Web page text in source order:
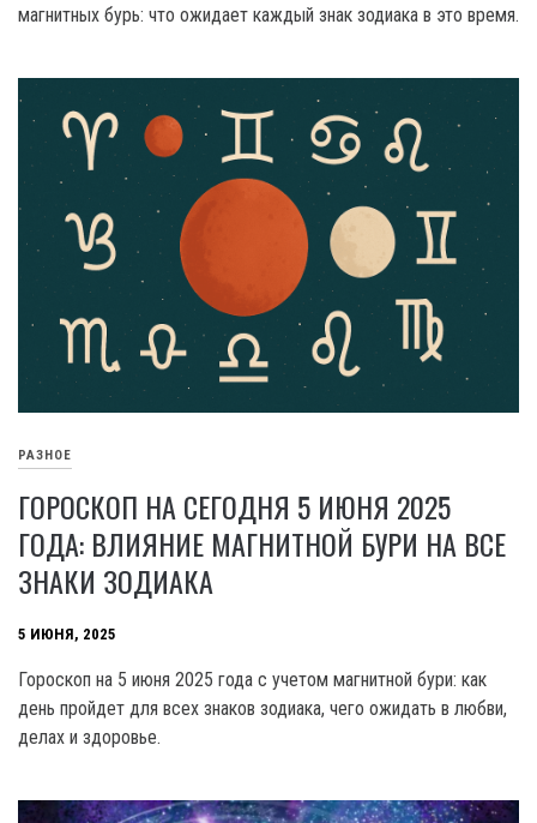
магнитных бурь: что ожидает каждый знак зодиака в это время.
РАЗНОЕ
ГОРОСКОП НА СЕГОДНЯ 5 ИЮНЯ 2025
ГОДА: ВЛИЯНИЕ МАГНИТНОЙ БУРИ НА ВСЕ
ЗНАКИ ЗОДИАКА
5 ИЮНЯ, 2025
Гороскоп на 5 июня 2025 года с учетом магнитной бури: как
день пройдет для всех знаков зодиака, чего ожидать в любви,
делах и здоровье.